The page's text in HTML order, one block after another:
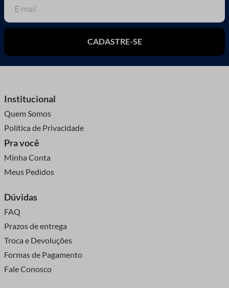
CADASTRE-SE
Institucional
Quem Somos
Política de Privacidade
Pra você
Minha Conta
Meus Pedidos
Dúvidas
FAQ
Prazos de entrega
Troca e Devoluções
Formas de Pagamento
Fale Conosco